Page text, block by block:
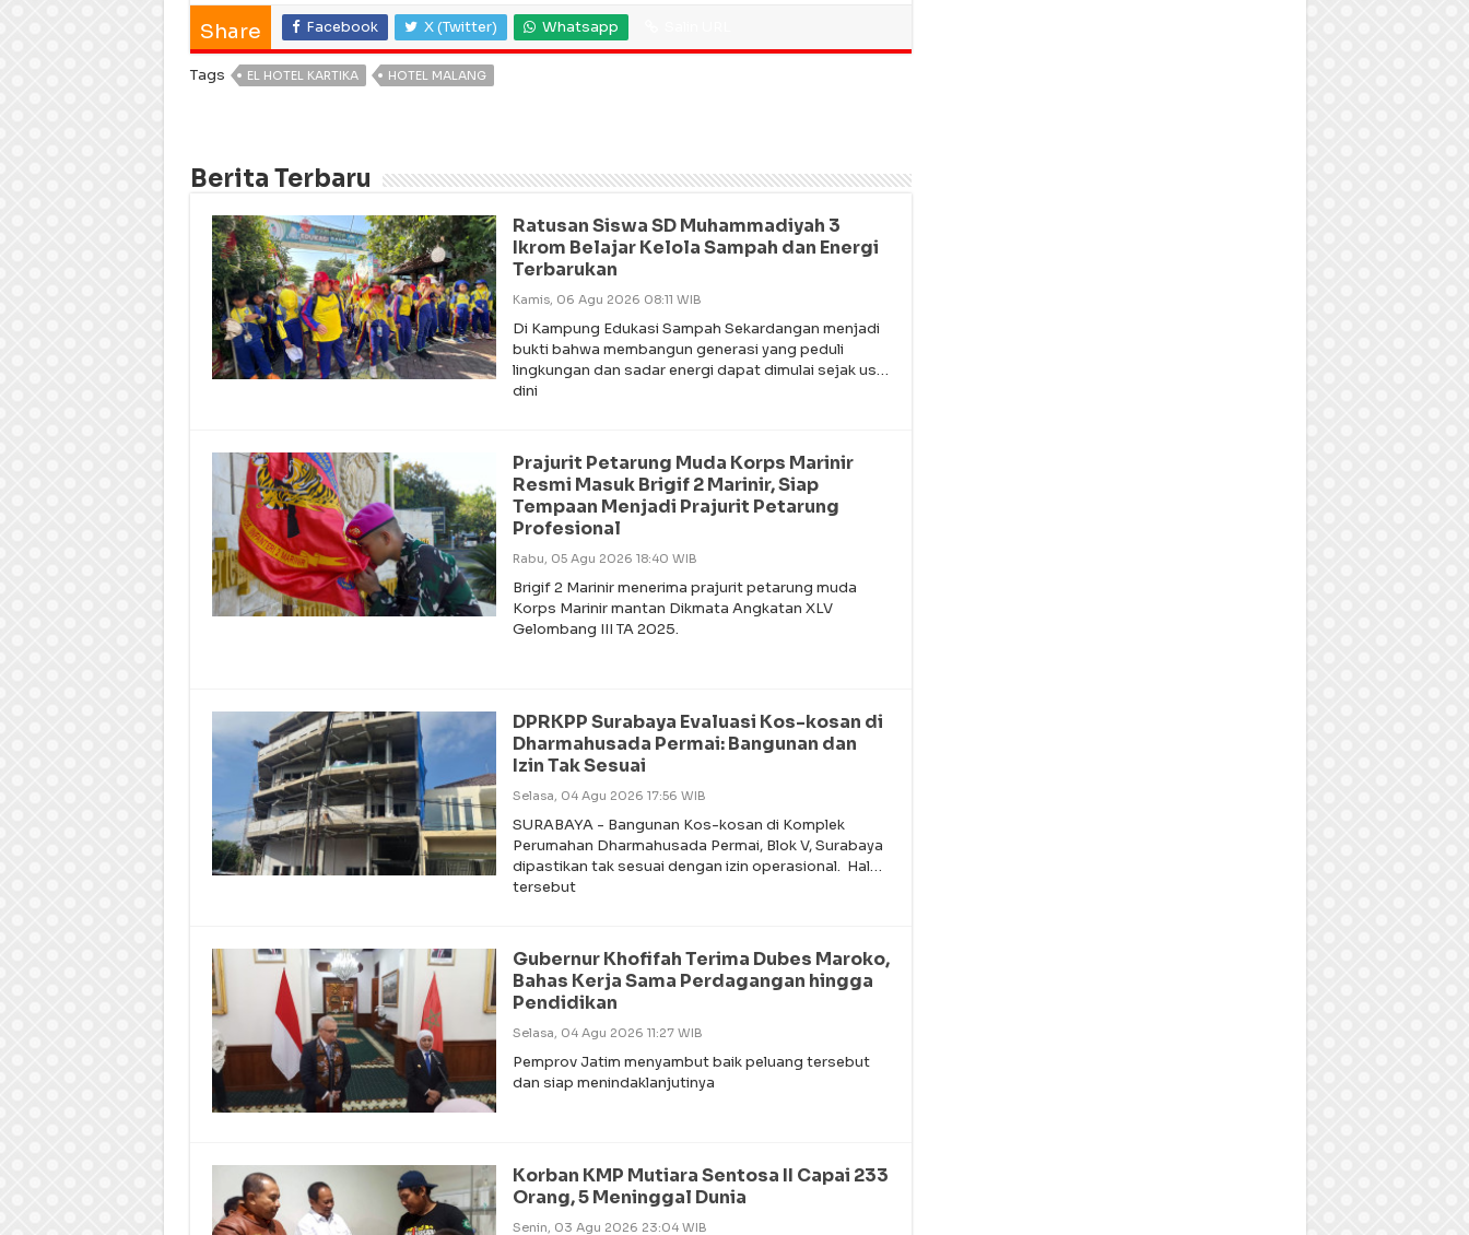
Share Facebook X (Twitter) Whatsapp
Tags EL HOTEL KARTIKA HOTEL MALANG
Berita Terbaru
Ratusan Siswa SD Muhammadiyah 3
Ikrom Belajar Kelola Sampah dan Energi
Terbarukan
Kamis, 06 Agu 2026 08:11 WIB
Di Kampung Edukasi Sampah Sekardangan menjadi
bukti bahwa membangun generasi yang peduli
lingkungan dan sadar energi dapat dimulai sejak usia
dini
Prajurit Petarung Muda Korps Marinir
Resmi Masuk Brigif 2 Marinir, Siap
Tempaan Menjadi Prajurit Petarung
Profesional
Rabu, 05 Agu 2026 18:40 WIB
Brigif 2 Marinir menerima prajurit petarung muda
Korps Marinir mantan Dikmata Angkatan XLV
Gelombang III TA 2025.
DPRKPP Surabaya Evaluasi Kos-kosan di
Dharmahusada Permai: Bangunan dan
Izin Tak Sesuai
Selasa, 04 Agu 2026 17:56 WIB
SURABAYA - Bangunan Kos-kosan di Komplek
Perumahan Dharmahusada Permai, Blok V, Surabaya
dipastikan tak sesuai dengan izin operasional. Hal
tersebut
Gubernur Khofifah Terima Dubes Maroko,
Bahas Kerja Sama Perdagangan hingga
Pendidikan
Selasa, 04 Agu 2026 11:27 WIB
Pemprov Jatim menyambut baik peluang tersebut
dan siap menindaklanjutinya
Korban KMP Mutiara Sentosa II Capai 233
Orang, 5 Meninggal Dunia
Senin, 03 Agu 2026 23:04 WIB